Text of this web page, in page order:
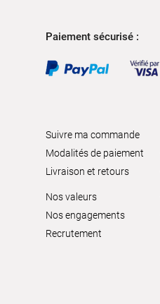
Paiement sécurisé :
Suivre ma commande
Modalités de paiement
Livraison et retours
Nos valeurs
Nos engagements
Recrutement